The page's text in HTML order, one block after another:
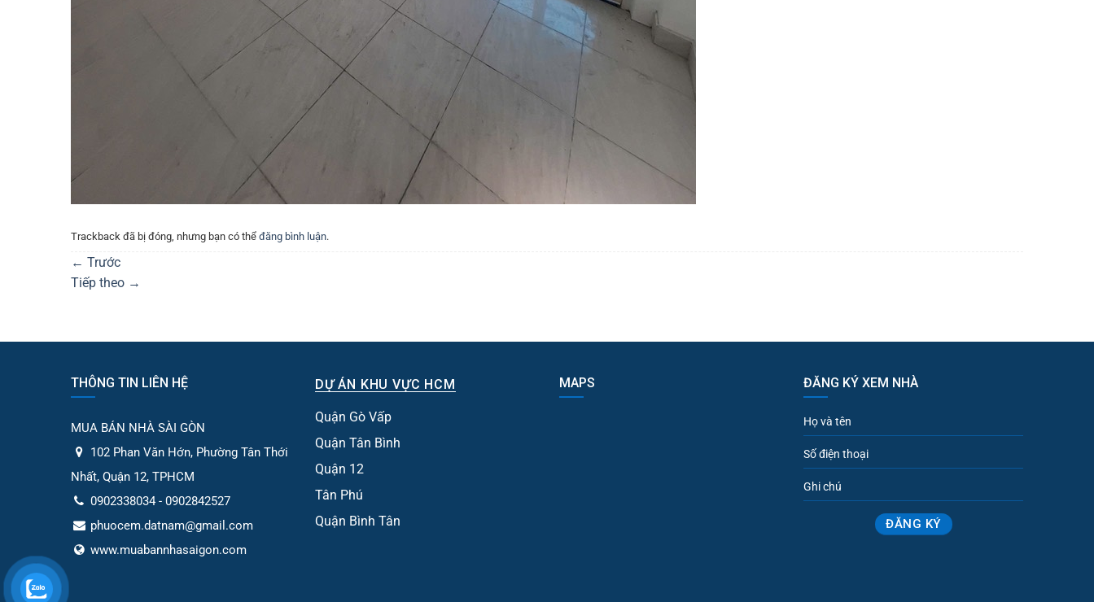
Trackback đã bị đóng, nhưng bạn có thể đăng bình luận.
← Trước
Tiếp theo →
THÔNG TIN LIÊN HỆ
MUA BÁN NHÀ SÀI GÒN
102 Phan Văn Hớn, Phường Tân Thới
Nhất, Quận 12, TPHCM
0902338034 - 0902842527
phuocem.datnam@gmail.com
www.muabannhasaigon.com
DỰ ÁN KHU VỰC HCM
Quận Gò Vấp
Quận Tân Bình
Quận 12
Tân Phú
Quận Bình Tân
MAPS ĐĂNG KÝ XEM NHÀ